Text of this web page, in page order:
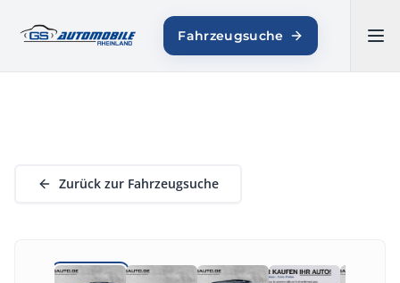
GS AUTOMOBILE
RHEINLAND Fahrzeugsuche
Zurück zur Fahrzeugsuche